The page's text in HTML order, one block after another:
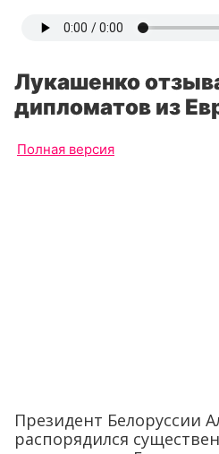
Лукашенко
дипломатов из
Полная версия
Президент Белоруссии
распорядился